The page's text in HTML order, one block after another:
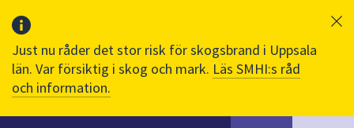
Just nu råder det stor risk för skogsbrand i Uppsala
län. Var försiktig i skog och mark. Läs SMHI:s råd
och information.